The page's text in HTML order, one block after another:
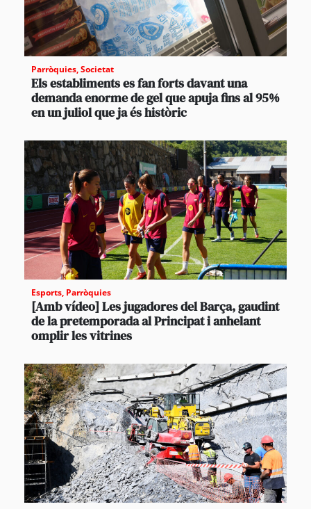
Parròquies,Societat
Els establiments es fan forts davant una
demanda enorme de gel que apuja fins al 95%
en un juliol que ja és històric
Esports, Parròquies
[Amb vídeo] Les jugadores del Barça, gaudint
de la pretemporada al Principat i anhelant
omplir les vitrines